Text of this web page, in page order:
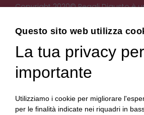
Copyright 2020© Regali Digusto è
Becchis di Becchis Danilo - Via
10022 Carmagnola (TO) - PIVA
Questo sito web utilizza
La tua privacy
importante
Utilizziamo i cookie per migliorare
per le finalità indicate nei riquadri in